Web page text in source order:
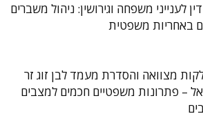
לענייני משפחה וגירושין: ניהול משברים
באחריות משפטית
מצוואה והסדרת מעמד לבן זוג זר
– פתרונות משפטיים חכמים למצבים